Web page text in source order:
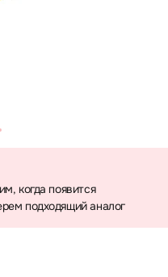
когда появится
подходящий аналог